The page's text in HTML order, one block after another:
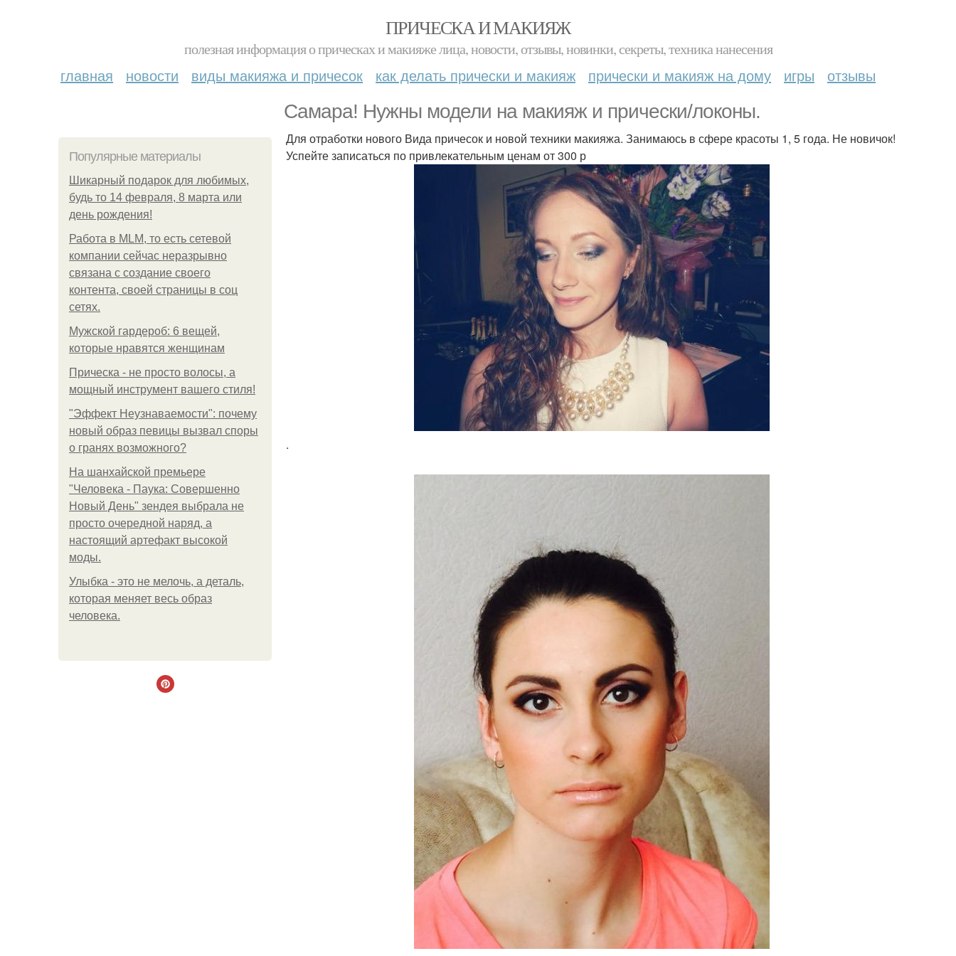
ПРИЧЕСКА И МАКИЯЖ
полезная информация о прическах и макияже лица, новости, отзывы, новинки, секреты, техника нанесения
главная новости виды макияжа и причесок как делать прически и макияж прически и макияж на дому игры отзывы
Самара! Нужны модели на макияж и прически/локоны.
Популярные материалы
Шикарный подарок для любимых,
будь то 14 февраля, 8 марта или
день рождения!
Работа в MLM, то есть сетевой
компании сейчас неразрывно
связана с создание своего
контента, своей страницы в соц
сетях.
Мужской гардероб: 6 вещей,
которые нравятся женщинам
Прическа - не просто волосы, а
мощный инструмент вашего стиля!
"Эффект Неузнаваемости": почему
новый образ певицы вызвал споры
о гранях возможного?
На шанхайской премьере
"Человека - Паука: Совершенно
Новый День" зендея выбрала не
просто очередной наряд, а
настоящий артефакт высокой
моды.
Улыбка - это не мелочь, а деталь,
которая меняет весь образ
человека.
Для отработки нового Вида причесок и новой техники макияжа. Занимаюсь в сфере красоты 1, 5 года. Не новичок!
Успейте записаться по привлекательным ценам от 300 р
.